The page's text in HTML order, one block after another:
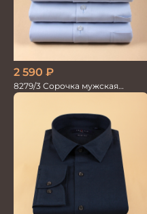
2 590 ₽
8279/3 Сорочка мужская
кор.рукав